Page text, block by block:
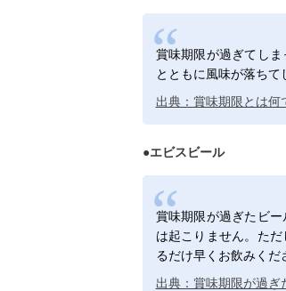
賞味期限が過ぎてし
とともに風味が落ちて
出典：賞味期限とは
●エビスビール
賞味期限が過ぎたビ
は起こりません。た
るだけ早くお飲みくだ
出典：賞味期限が過